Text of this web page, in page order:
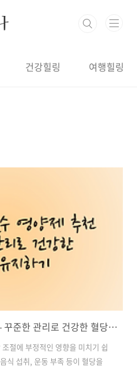
건강힐링 여행힐링
혈당 조절 필수 영양제 추천 – 꾸준한 관리로 건강한 혈당 유지하기
절에 부정적인 영향을 미치기 쉽
식 섭취, 운동 부족 등이 혈당을